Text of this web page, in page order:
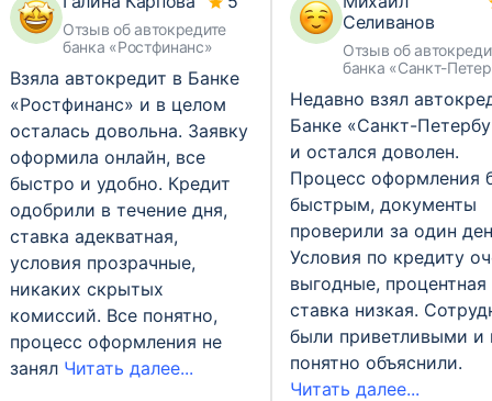
Отзыв об автокредите
банка «Ростфинанс»
Взяла автокредит в Банке
«Ростфинанс» и в целом
осталась довольна. Заявку
оформила онлайн, все
быстро и удобно. Кредит
одобрили в течение дня,
ставка адекватная,
условия прозрачные,
никаких скрытых
комиссий. Все понятно,
процесс оформления не
занял Читать далее...
Селиванов
Отзыв об
банка «Санкт-
Недавно взял
Банке «Санкт-
и остался доволен.
Процесс оформления
быстрым, документы
проверили за один
Условия по кредиту
выгодные, процентная
ставка низкая.
были приветливыми и
понятно объяснили.
Читать далее...